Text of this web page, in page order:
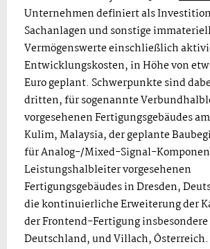
Unternehmen definiert als
Sachanlagen und sonstige
Vermögenswerte einschließlich
Entwicklungskosten, in Höhe von
Euro geplant. Schwerpunkte sind
dritten, für sogenannte
vorgesehenen Fertigungsgebäudes
Kulim, Malaysia, der geplante
für Analog-/Mixed-Signal-
Leistungshalbleiter vorgesehenen
Fertigungsgebäudes in Dresden,
die kontinuierliche Erweiterung der
der Frontend-Fertigung
Deutschland, und Villach, Österreich.